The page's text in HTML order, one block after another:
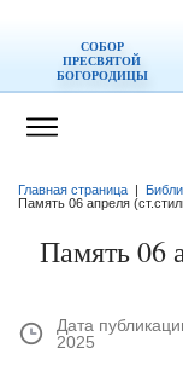
СОБОР
ПРЕСВЯТОЙ
БОГОРОДИЦЫ
Главная страница
Память 06 апреля
Память 06
Дата
2025